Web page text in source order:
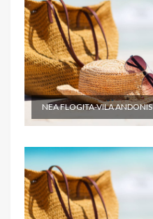
NEA FLOGITA-VILA ANDONIS